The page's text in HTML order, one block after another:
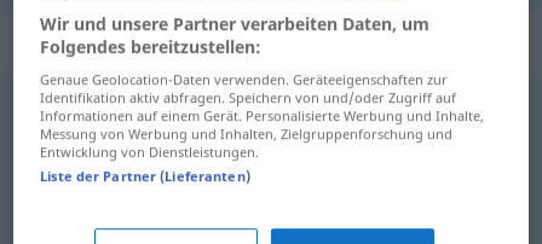
Synonyme für "intensiv"
viel (nachdenken) (Hauptform),(sich gedanklich)
eingehend (beschäftigen mit)
Wir und unsere Partner verarbeiten Daten, um
Folgendes bereitzustellen:
Genaue Geolocation-Daten verwenden. Geräteeigenschaften zur
Identifikation aktiv abfragen. Speichern von und/oder Zugriff auf
Informationen auf einem Gerät. Personalisierte Werbung und Inhalte,
Messung von Werbung und Inhalten, Zielgruppenforschung und
Entwicklung von Dienstleistungen.
Liste der Partner (Lieferanten)